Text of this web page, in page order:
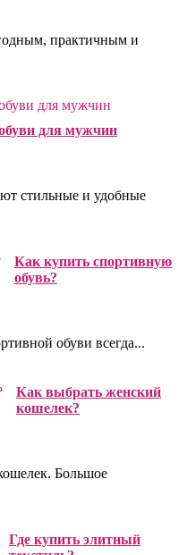
практичным и
для мужчин
стильные и удобные
Как купить спортивную
обувь?
обуви всегда...
Как выбрать женский
кошелек?
Большое
Где купить элитный